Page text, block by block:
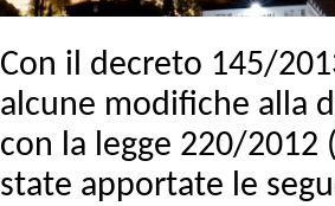
Con il decreto 145/
alcune modifiche alla
con la legge 220/
state apportate le